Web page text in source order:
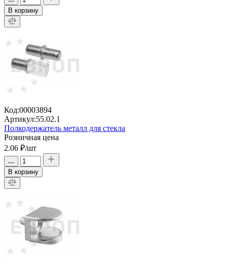
В корзину
Код:00003894
Артикул:55.02.1
Полкодержатель металл для стекла
Розничная цена
2.06 ₽/шт
В корзину